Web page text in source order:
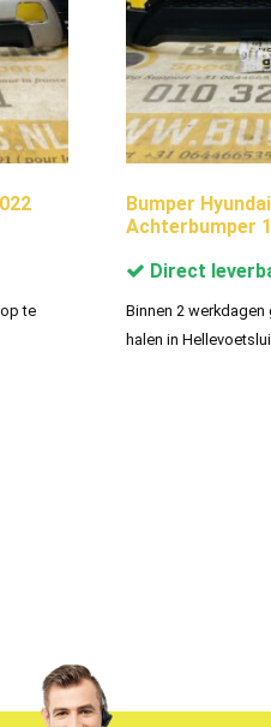
te
Bumper
Achterbumper
Direct
Binnen 2 werkdagen
halen in